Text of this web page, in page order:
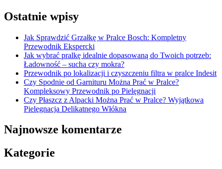
Ostatnie wpisy
Jak Sprawdzić Grzałkę w Pralce Bosch: Kompletny
Przewodnik Ekspercki
Jak wybrać pralkę idealnie dopasowaną do Twoich potrzeb:
Ładowność – sucha czy mokra?
Przewodnik po lokalizacji i czyszczeniu filtra w pralce Indesit
Czy Spodnie od Garnituru Można Prać w Pralce?
Kompleksowy Przewodnik po Pielęgnacji
Czy Płaszcz z Alpacki Można Prać w Pralce? Wyjątkowa
Pielęgnacja Delikatnego Włókna
Najnowsze komentarze
Kategorie